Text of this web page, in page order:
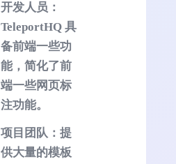
开发人员：
TeleportHQ 具
备前端一些功
能，简化了前
端一些网页标
注功能。
项目团队：提
供大量的模板